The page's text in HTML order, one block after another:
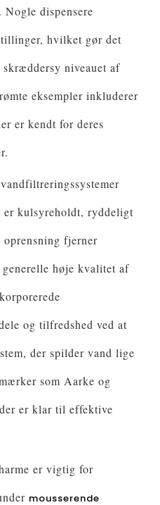
dispensere
hvilket gør det
niveauet af
eksempler inkluderer
er kendt for deres
er kulsyreholdt, ryddeligt
fjerner
høje kvalitet af
og tilfredshed ved at
der spilder vand lige
som Aarke og
er klar til effektive
er vigtig for
mousserende